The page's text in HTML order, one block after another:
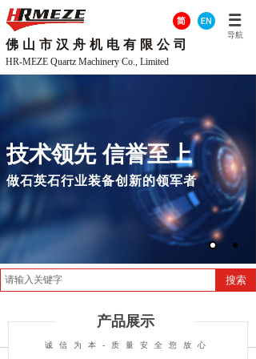
佛山市汉舟机电有限公司
HR-MEZE Quartz Machinery Co., Limited
导航
技术领先 信誉至上
做石英石行业装备创新的领军者
搜索
产品展示
诚信为本-质量安全您放心